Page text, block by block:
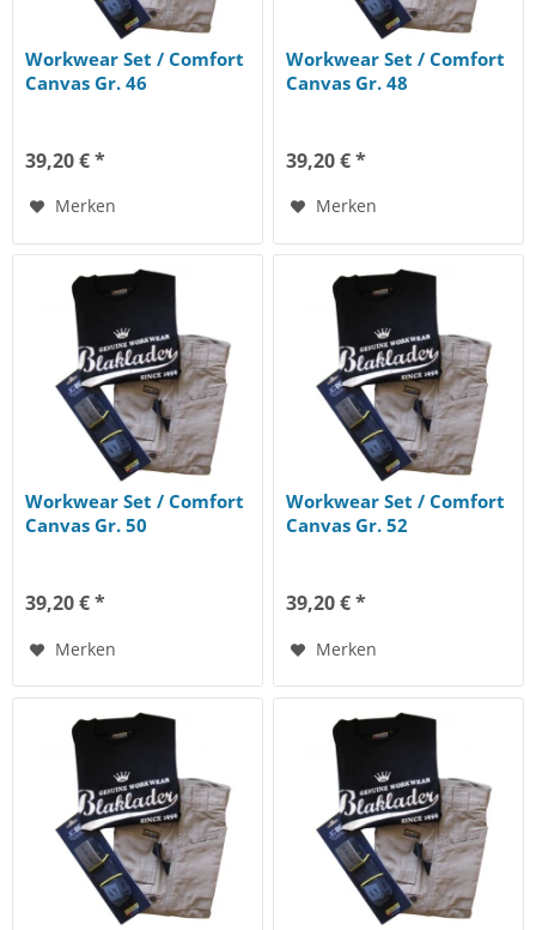
Workwear Set / Comfort
Canvas Gr. 46
39,20 € *
Merken
Workwear Set / Comfort
Canvas Gr. 48
39,20 € *
Merken
Workwear Set / Comfort
Canvas Gr. 50
39,20 € *
Merken
Workwear Set / Comfort
Canvas Gr. 52
39,20 € *
Merken